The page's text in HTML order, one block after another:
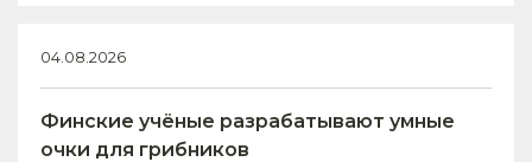
04.08.2026
Финские учёные разрабатывают умные
очки для грибников